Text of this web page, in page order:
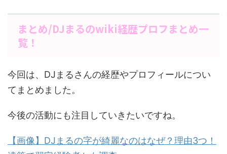
まとめ/DJまるのwiki経歴プロフまとめ一
覧！
今回は、DJまるさんの経歴やプロフィールについ
てまとめました。
今後の活動にも注目していきたいですね。
【画像】DJまるの字が綺麗なのはなぜ？理由3つ！